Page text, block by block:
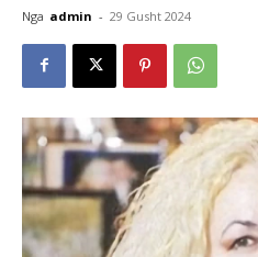
Nga admin - 29 Gusht 2024